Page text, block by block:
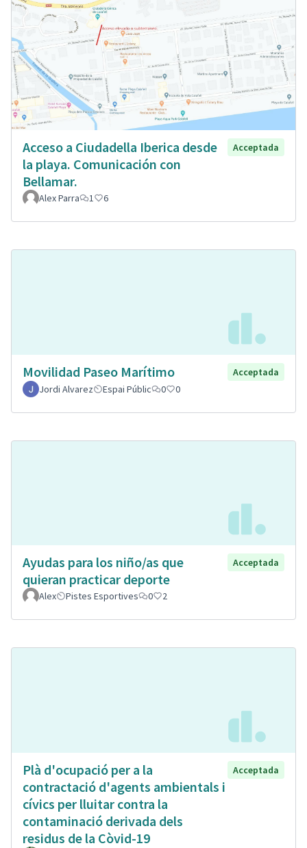
Acceso a Ciudadella Iberica desde
la playa. Comunicación con
Bellamar.
Acceptada
Alex Parra 1 6
Movilidad Paseo Marítimo
Acceptada
Jordi Alvarez
Espai Públic 0 0
Ayudas para los niño/as que
quieran practicar deporte
Acceptada
Alex Pistes Esportives 0 2
Plà d'ocupació per a la
contractació d'agents ambientals i
cívics per lluitar contra la
contaminació derivada dels
residus de la Còvid-19
Acceptada